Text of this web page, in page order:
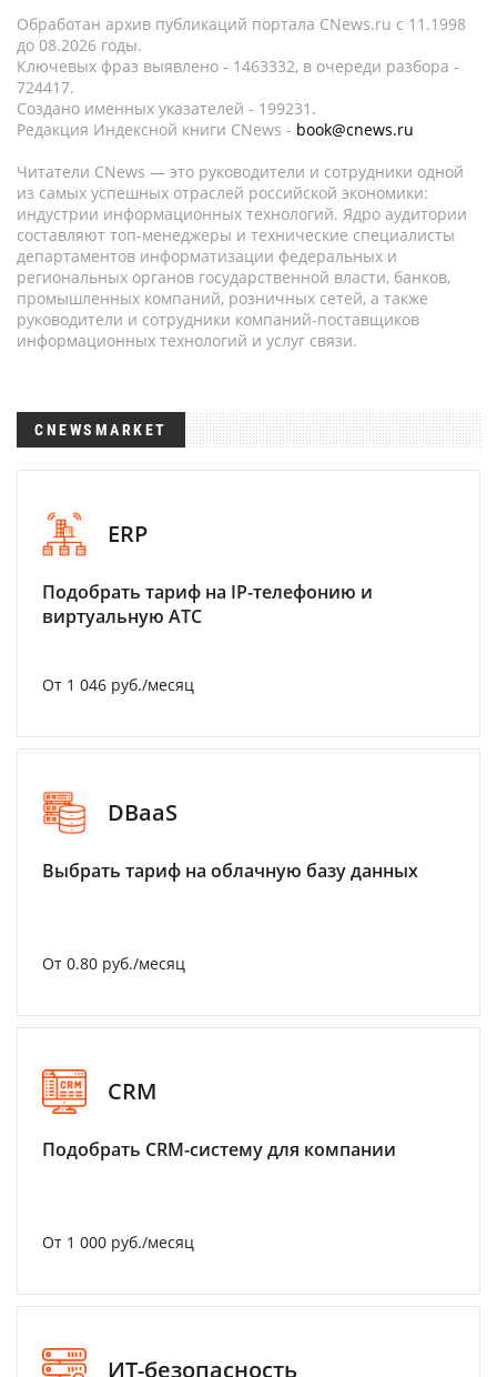
Обработан архив публикаций портала CNews.ru c 11.1998
до 08.2026 годы.
Ключевых фраз выявлено - 1463332, в очереди разбора -
724417.
Создано именных указателей - 199231.
Редакция Индексной книги CNews - book@cnews.ru
Читатели CNews — это руководители и сотрудники одной
из самых успешных отраслей российской экономики:
индустрии информационных технологий. Ядро аудитории
составляют топ-менеджеры и технические специалисты
департаментов информатизации федеральных и
региональных органов государственной власти, банков,
промышленных компаний, розничных сетей, а также
руководители и сотрудники компаний-поставщиков
информационных технологий и услуг связи.
CNEWSMARKET
ERP
Подобрать тариф на IP-телефонию и
виртуальную АТС
От 1 046 руб./месяц
DBaaS
Выбрать тариф на облачную базу данных
От 0.80 руб./месяц
CRM
Подобрать CRM-систему для компании
От 1 000 руб./месяц
ИТ-безопасность